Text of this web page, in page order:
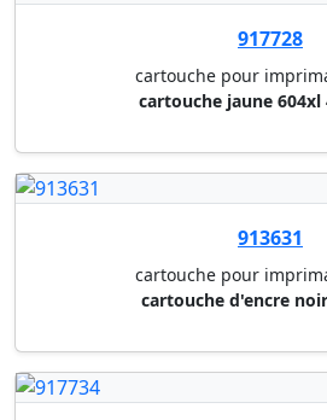
917744
cartouche pour
917745
cartouche pour
cartouche jaune t3464
917746